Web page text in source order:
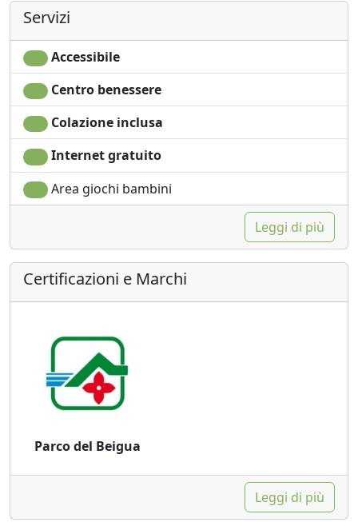
Servizi
Accessibile
Centro benessere
Colazione inclusa
Internet gratuito
Area giochi bambini
Leggi di più
Certificazioni e Marchi
Parco del Beigua
Leggi di più